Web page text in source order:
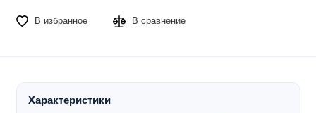
В избранное В сравнение
Характеристики